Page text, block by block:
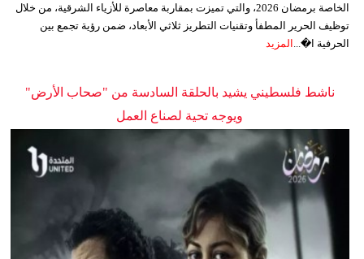
الخاصة برمضان 2026، والتي تميزت بمقاربة معاصرة للأزياء الشرقية، من خلال
توظيف الحرير المطفأ وتقنيات التطريز ثلاثي الأبعاد، ضمن رؤية تجمع بين
الحرفية ا�... المزيد
ناشط فلسطيني يشيد بالحلقة السادسة من "صحاب الأرض"
ويوجه تحية لصناع العمل